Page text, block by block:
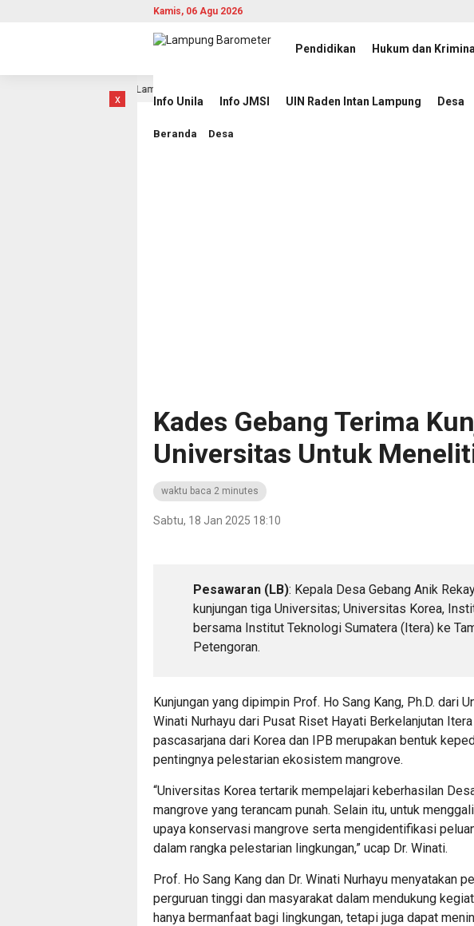
Kamis, 06 Agu 2026
Pendidikan Hukum dan Kriminal
Info Unila Info JMSI UIN Raden Intan Lampung Desa
x
Provinsi Lampung Buka Babak Baru
Beranda Desa
Kades Gebang Terima
Universitas Untuk
waktu baca 2 minutes
Sabtu, 18 Jan 2025 18:10
Pesawaran (LB): Kepala Desa Gebang Anik
kunjungan tiga Universitas; Universitas Korea,
bersama Institut Teknologi Sumatera (Itera) ke
Petengoran.
Kunjungan yang dipimpin Prof. Ho Sang Kang, Ph.D. dari
Winati Nurhayu dari Pusat Riset Hayati Berkelanjutan
pascasarjana dari Korea dan IPB merupakan bentuk
pentingnya pelestarian ekosistem mangrove.
“Universitas Korea tertarik mempelajari keberhasilan
mangrove yang terancam punah. Selain itu, untuk
upaya konservasi mangrove serta mengidentifikasi
dalam rangka pelestarian lingkungan,” ucap Dr. Winati.
Prof. Ho Sang Kang dan Dr. Winati Nurhayu menyatakan
perguruan tinggi dan masyarakat dalam mendukung
hanya bermanfaat bagi lingkungan, tetapi juga dapat